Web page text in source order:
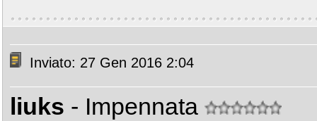
Inviato: 27 Gen 2016 2:04
liuks - Impennata